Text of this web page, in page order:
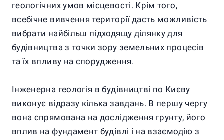
геологічних умов місцевості. Крім того,
всебічне вивчення території дасть можливість
вибрати найбільш підходящу ділянку для
будівництва з точки зору земельних процесів
та їх впливу на спорудження.
Інженерна геологія в будівництві по Києву
виконує відразу кілька завдань. В першу чергу
вона спрямована на дослідження грунту, його
вплив на фундамент будівлі і на взаємодію з